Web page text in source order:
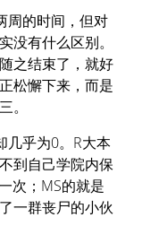
周的时间，但对
没有什么区别。
之结束了，就好
松懈下来，而是
。
几乎为0。R大本
到自己学院内保
次；MS的就是
一群丧尸的小伙